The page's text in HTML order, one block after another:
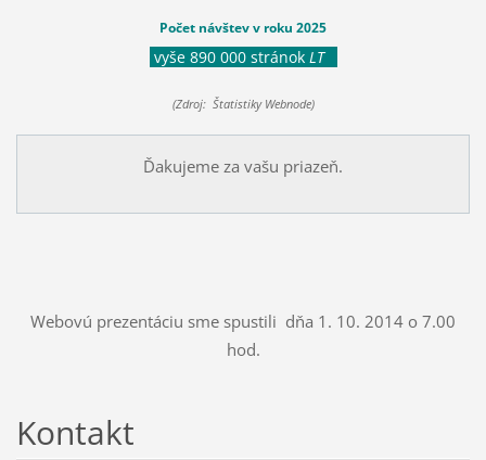
Počet návštev v roku 2025
vyše 890 000 stránok LT
(Zdroj: Štatistiky Webnode)
Ďakujeme za vašu priazeň.
Webovú prezentáciu sme spustili dňa 1. 10. 2014 o 7.00
hod.
Kontakt